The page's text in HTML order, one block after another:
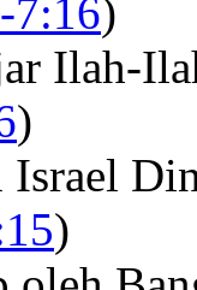
7:16)
Ilah-
)
Israel
)